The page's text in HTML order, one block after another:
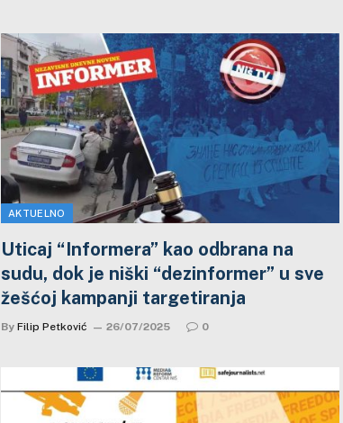
AKTUELNO
Uticaj “Informera” kao odbrana na
sudu, dok je niški “dezinformer” u sve
žešćoj kampanji targetiranja
By Filip Petković 26/07/2025 0